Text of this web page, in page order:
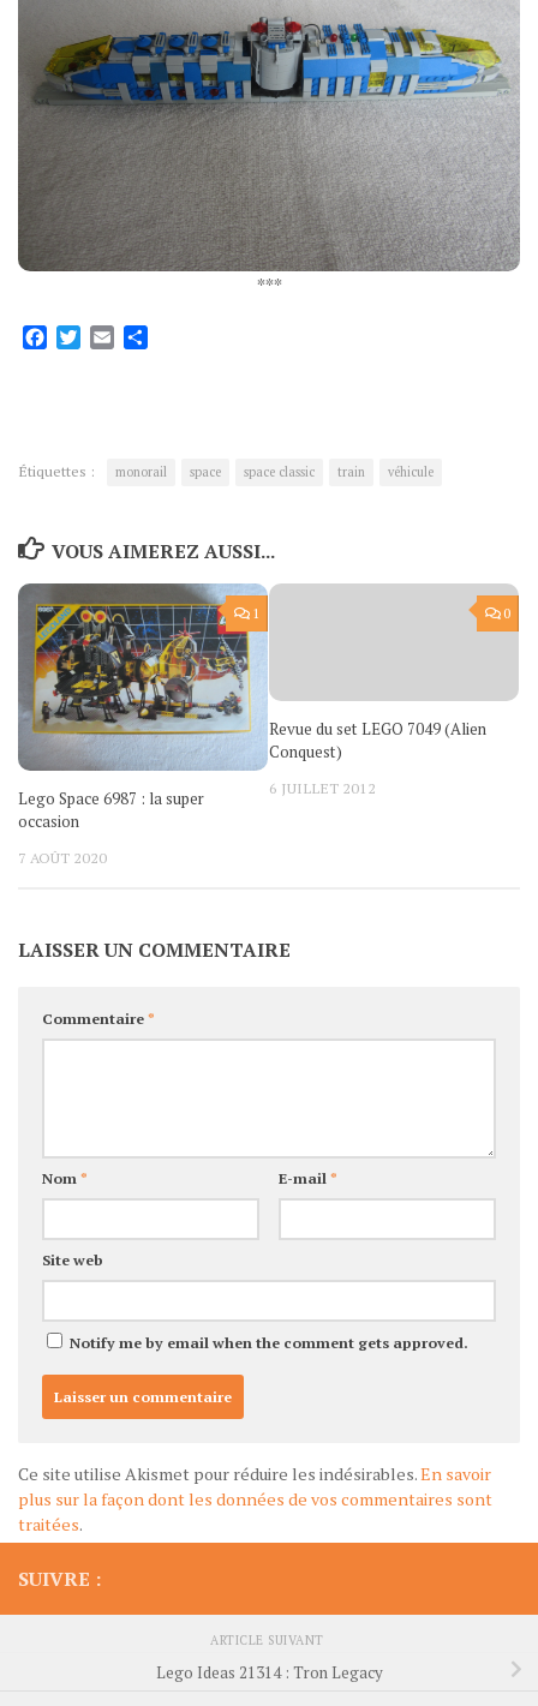
***
Facebook
Twitter
Email
Étiquettes : monorail space space classic train véhicule
VOUS AIMEREZ AUSSI...
1
Lego Space 6987 : la super
occasion
7 AOÛT 2020
0
Revue du set LEGO 7049 (Alien
Conquest)
6 JUILLET 2012
LAISSER UN COMMENTAIRE
Commentaire*
Nom* E-mail*
Site web
Notify me by email when the comment gets approved.
Ce site utilise Akismet pour réduire les indésirables.En savoir
plus sur la façon dont les données de vos commentaires sont
traitées.
SUIVRE :
ARTICLE SUIVANT
Lego Ideas 21314 : Tron Legacy